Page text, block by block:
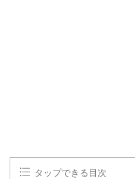
タップできる目次